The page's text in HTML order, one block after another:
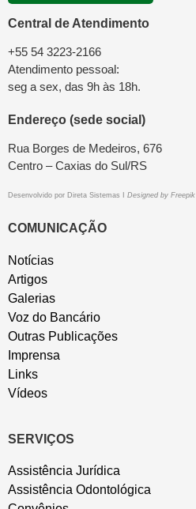
Central de Atendimento
+55 54 3223-2166
Atendimento pessoal:
seg a sex, das 9h às 18h.
Endereço (sede social)
Rua Borges de Medeiros, 676
Centro – Caxias do Sul/RS
Desenvolvido por Direta Sistemas Designed by Freepik
COMUNICAÇÃO
Notícias
Artigos
Galerias
Voz do Bancário
Outras Publicações
Imprensa
Links
Vídeos
SERVIÇOS
Assistência Jurídica
Assistência Odontológica